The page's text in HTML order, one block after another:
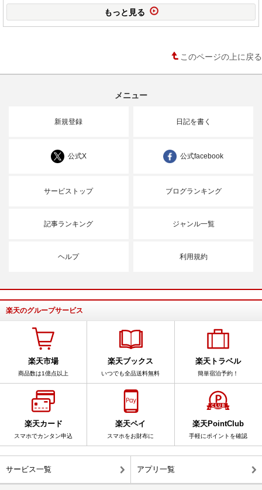
もっと見る
このページの上に戻る
メニュー
新規登録 日記を書く
公式X 公式facebook
サービストップ ブログランキング
記事ランキング ジャンル一覧
ヘルプ 利用規約
楽天のグループサービス
楽天市場
商品数は1億点以上
楽天ブックス
いつでも全品送料無料
楽天トラベル
簡単宿泊予約！
楽天カード
スマホでカンタン申込
楽天ペイ
スマホをお財布に
楽天PointClub
手軽にポイントを確認
サービス一覧 アプリ一覧